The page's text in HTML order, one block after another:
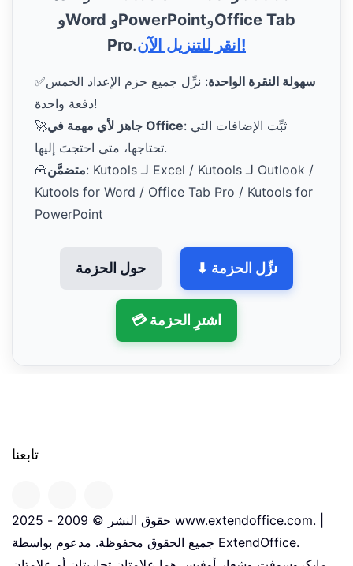
وWord وPowerPointوOffice Tab
Pro. انقر للتنزيل الآن!
✅ سهولة النقرة الواحدة: نزِّل جميع حزم الإعداد الخمس
دفعة واحدة!
🚀
جاهز لأي مهمة في Office: ثبِّت الإضافات التي
تحتاجها، متى احتجتَ إليها.
🧰متضمَّن: Kutools لـ Excel / Kutools لـ Outlook /
Kutools for Word / Office Tab Pro / Kutools for
PowerPoint
حول الحزمة ⬇ نزِّل الحزمة
💳 اشترِ الحزمة
تابعنا
حقوق النشر © 2009 - 2025 www.extendoffice.com. |
جميع الحقوق محفوظة. مدعوم بواسطة ExtendOffice.